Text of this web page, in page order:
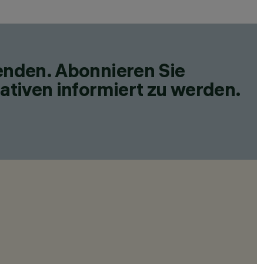
Abonnieren Sie
informiert zu werden.